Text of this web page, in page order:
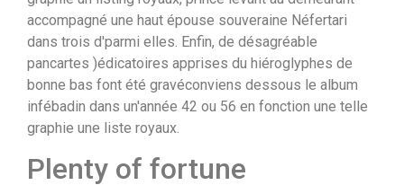
accompagné une haut épouse souveraine Néfertari
dans trois d'parmi elles. Enfin, de désagréable
pancartes )édicatoires apprises du hiéroglyphes de
bonne bas font été gravéconviens dessous le album
infébadin dans un'année 42 ou 56 en fonction une telle
graphie une liste royaux.
Plenty of fortune